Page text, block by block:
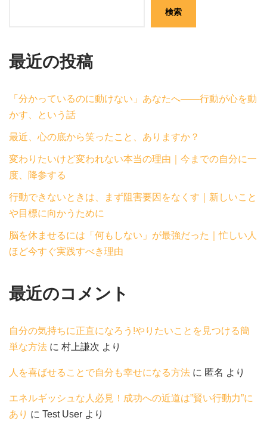
検索
最近の投稿
「分かっているのに動けない」あなたへ——行動が心を動
かす、という話
最近、心の底から笑ったこと、ありますか？
変わりたいけど変われない本当の理由｜今までの自分に一
度、降参する
行動できないときは、まず阻害要因をなくす｜新しいこと
や目標に向かうために
脳を休ませるには「何もしない」が最強だった｜忙しい人
ほど今すぐ実践すべき理由
最近のコメント
自分の気持ちに正直になろう!やりたいことを見つける簡
単な方法 に 村上謙次 より
人を喜ばせることで自分も幸せになる方法 に 匿名 より
エネルギッシュな人必見！成功への近道は”賢い行動力”に
あり に Test User より